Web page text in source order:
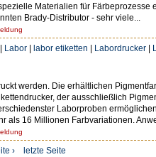
Materialien für Färbeprozesse
Brady-Distributor - sehr viele...
| Labor | labor etiketten | Labordrucker |
werden. Die erhältlichen
der ausschließlich
Laborproben
16 Millionen Farbvariationen.
› letzte Seite